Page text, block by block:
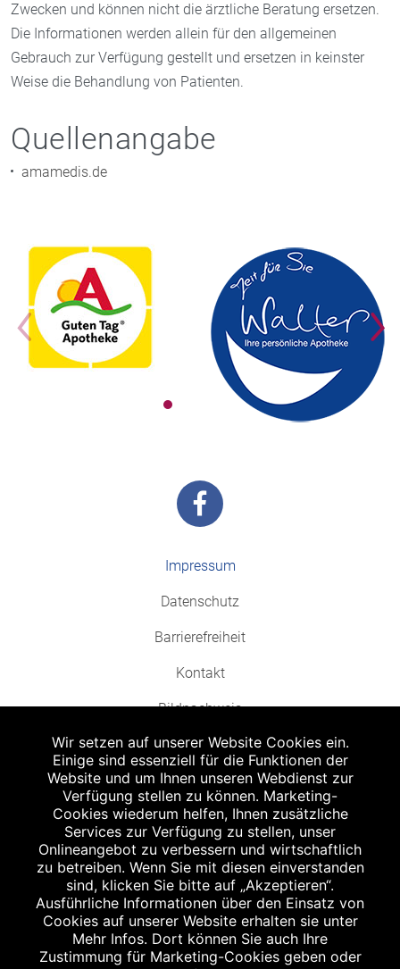
Zwecken und können nicht die ärztliche Beratung ersetzen.
Die Informationen werden allein für den allgemeinen
Gebrauch zur Verfügung gestellt und ersetzen in keinster
Weise die Behandlung von Patienten.
Quellenangabe
amamedis.de
Impressum
Datenschutz
Barrierefreiheit
Kontakt
Bildnachweis
Abgabe in haushaltsüblichen Mengen, solange der Vorrat reicht. Für Druck-
und Satzfehler keine Haftung.
Zu Risiken und Nebenwirkungen lesen Sie die Packungsbeilage und fragen
Sie Ihren Arzt oder Apotheker.
Angabe nach der deutschen Arzneimitteltaxe Apothekenerstattungspreis
(AEP). Der AEP ist keine unverbindliche Preisempfehlung der Hersteller. Der
AEP ist ein von den Apotheken in Ansatz gebrachter Preis für rezeptfreie
Arzneimittel. Er entspricht in der Höhe dem für Apotheken verbindlichen
Abgabepreis, zu dem eine Apotheke in bestimmten Fällen (z.B. bei Kindern
unter 12 Jahren) das Produkt mit der gesetzlichen Krankenversicherung
Wir setzen auf unserer Website Cookies ein.
Einige sind essenziell für die Funktionen der
Website und um Ihnen unseren Webdienst zur
Verfügung stellen zu können. Marketing-
Cookies wiederum helfen, Ihnen zusätzliche
Services zur Verfügung zu stellen, unser
Onlineangebot zu verbessern und wirtschaftlich
zu betreiben. Wenn Sie mit diesen einverstanden
sind, klicken Sie bitte auf „Akzeptieren“.
Ausführliche Informationen über den Einsatz von
Cookies auf unserer Website erhalten sie unter
Mehr Infos. Dort können Sie auch Ihre
Zustimmung für Marketing-Cookies geben oder